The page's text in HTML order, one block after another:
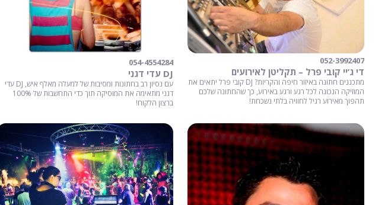
052-3992407
די ג’יי קובי פרל – תקליטן לאירועים
מתכננים חתונה באיזור חיפה והקריות? DJ קובי פרל יתאים את
המוזיקה הנכונה לכל רגע ורגע באירוע, כך שהחתונה שלכם
תהפוך מאירוע רגיל לחוויה בלתי נשכחת!
054-4554284
DJ עדי דגני
עם נסיון רב בחתונות ומסיבות של למעלה מאלף איש, DJ עדי
דגני מתאימה את המוסיקה תוך כדי התחשבות של 100%
ברצון הלקוח!